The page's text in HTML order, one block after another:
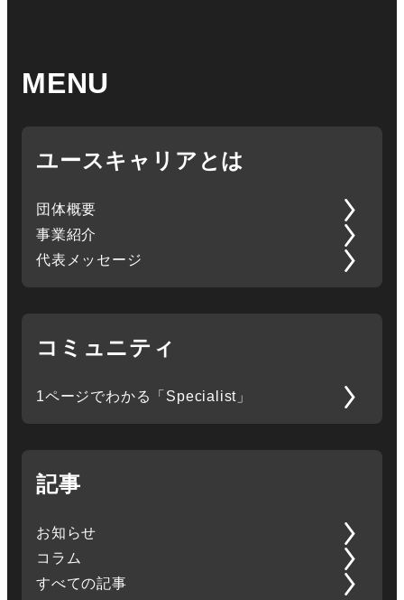
MENU
ユースキャリアとは
団体概要
事業紹介
代表メッセージ
コミュニティ
1ページでわかる「Specialist」
記事
お知らせ
コラム
すべての記事